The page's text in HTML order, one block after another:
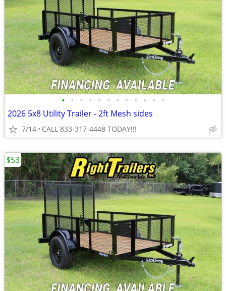
• • • • • • • • • • • •
2026 5x8 Utility Trailer - 2ft Mesh sides
7/14 CALL 833-317-4448 TODAY!!!
$53